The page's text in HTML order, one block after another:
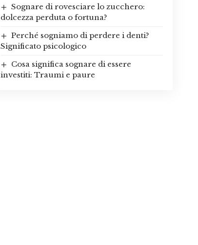
Sognare di rovesciare lo zucchero:
dolcezza perduta o fortuna?
Perché sogniamo di perdere i denti?
Significato psicologico
Cosa significa sognare di essere
investiti: Traumi e paure